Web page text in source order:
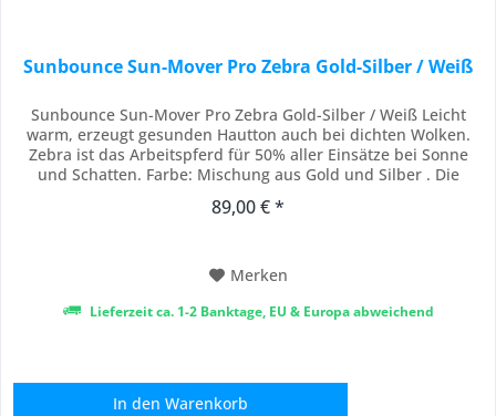
Sunbounce Sun-Mover Pro Zebra Gold-Silber / Weiß
Sunbounce Sun-Mover Pro Zebra Gold-Silber / Weiß Leicht
warm, erzeugt gesunden Hautton auch bei dichten Wolken.
Zebra ist das Arbeitspferd für 50% aller Einsätze bei Sonne
und Schatten. Farbe: Mischung aus Gold und Silber . Die
MOVER Die SUN-MOVER sind die perfekten Lichtkanonen und
89,00 € *
Merken
Lieferzeit ca. 1-2 Banktage, EU & Europa abweichend
In den Warenkorb